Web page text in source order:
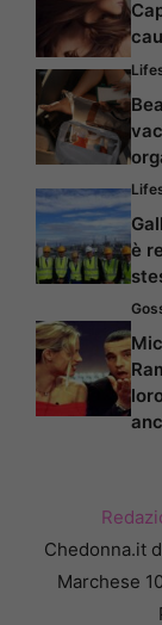
è
Chedonna.it
Marchese